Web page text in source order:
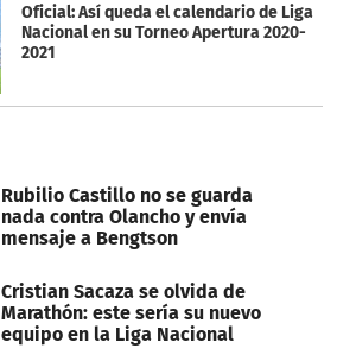
Oficial: Así queda el calendario de Liga
Nacional en su Torneo Apertura 2020-
2021
Rubilio Castillo no se guarda
nada contra Olancho y envía
mensaje a Bengtson
Cristian Sacaza se olvida de
Marathón: este sería su nuevo
equipo en la Liga Nacional